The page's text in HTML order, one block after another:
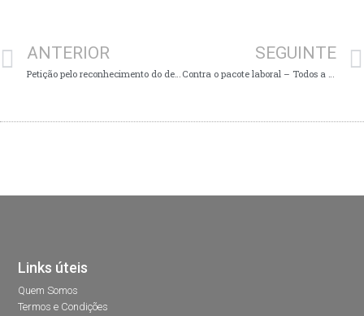
ANTERIOR
Petição pelo reconhecimento do desgaste rápido – Votação 3 de JULHO
SEGUINTE
Contra o pacote laboral – Todos a Lisboa dia 20 de Setembro!
Links úteis
Quem Somos
Termos e Condições